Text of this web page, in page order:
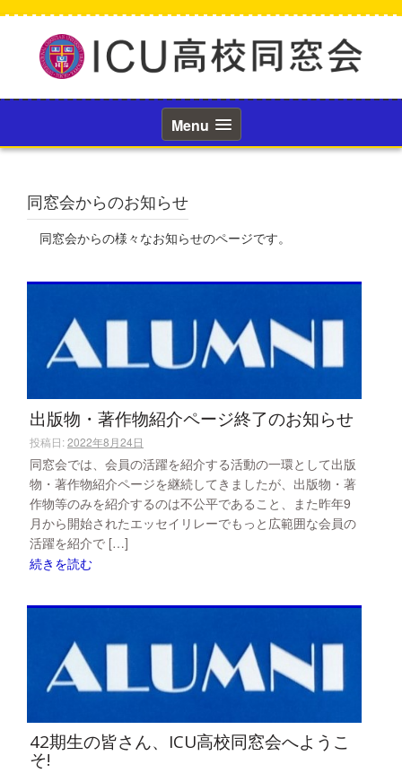
へ
ッ
Menu
同窓会からのお知らせ
同窓会からの様々なお知らせのページです。
出版物・著作物紹介ページ終了のお知らせ
投稿日:2022年8月24日
同窓会では、会員の活躍を紹介する活動の一環として出版
物・著作物紹介ページを継続してきましたが、出版物・著
作物等のみを紹介するのは不公平であること、また昨年9
月から開始されたエッセイリレーでもっと広範囲な会員の
活躍を紹介で […]
続きを読む
42期生の皆さん、ICU高校同窓会へようこ
そ!